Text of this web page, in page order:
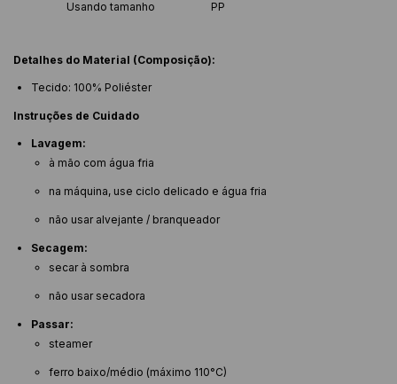
Usando tamanho
PP
Detalhes do Material (Composição):
Tecido: 100% Poliéster
Instruções de Cuidado
Lavagem:
à mão com água fria
na máquina, use ciclo delicado e água fria
não usar alvejante / branqueador
Secagem:
secar à sombra
não usar secadora
Passar:
steamer
ferro baixo/médio (máximo 110°C)